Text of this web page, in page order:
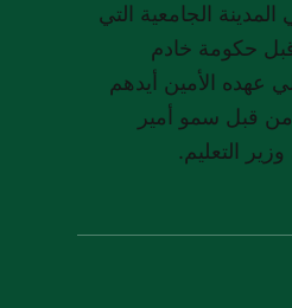
المدينة الجامعية التي
حكومة خادم
عهده الأمين أيدهم
من قبل سمو أمير
التعليم.